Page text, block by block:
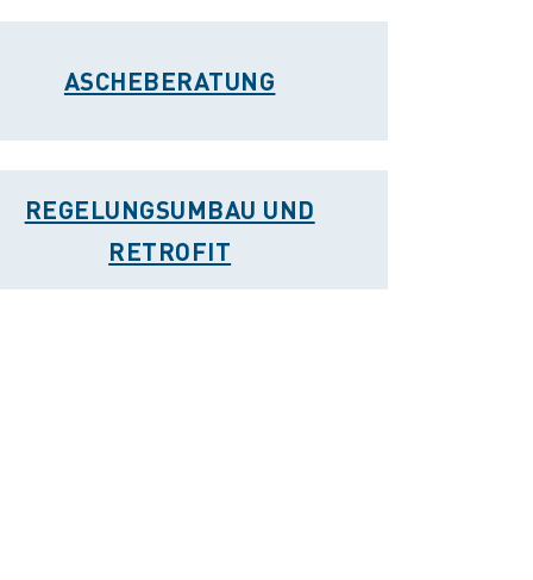
ASCHEBERATUNG
REGELUNGSUMBAU UND
RETROFIT